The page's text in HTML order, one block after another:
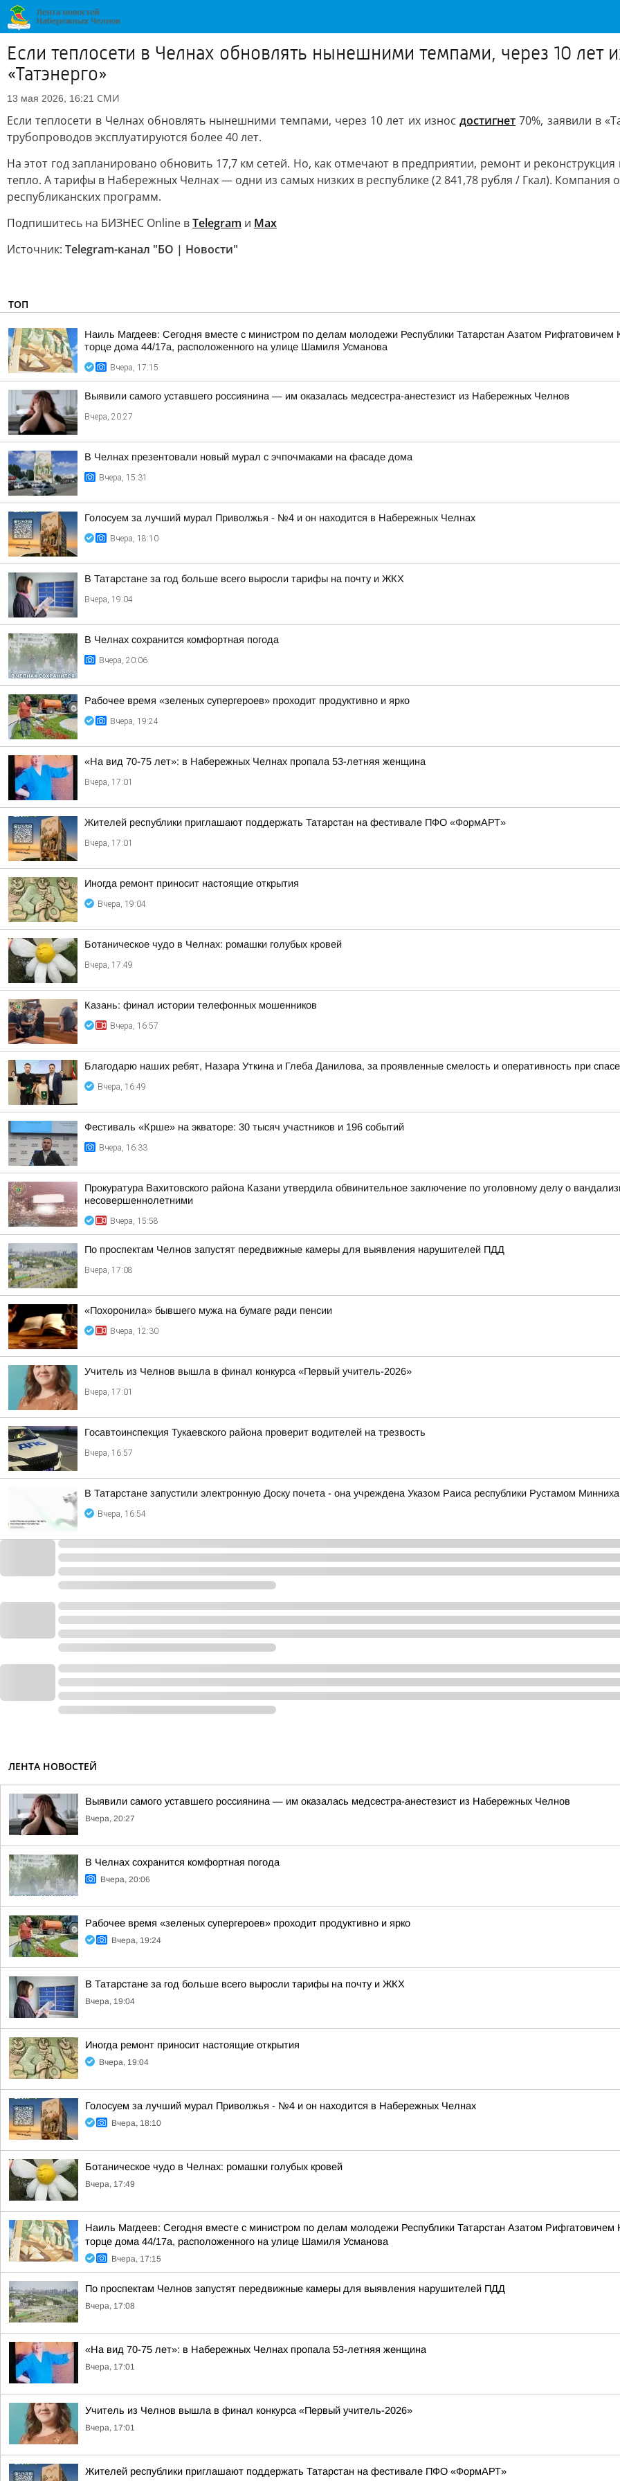
Если теплосети в Челнах обновлять нынешними темпами, через 10 лет
«Татэнерго»
13 мая 2026, 16:21 СМИ
Если теплосети в Челнах обновлять нынешними темпами, через 10 лет их износ достигнет 70%, заявили в
трубопроводов эксплуатируются более 40 лет.
На этот год запланировано обновить 17,7 км сетей. Но, как отмечают в предприятии, ремонт и
тепло. А тарифы в Набережных Челнах — одни из самых низких в республике (2 841,78 рубля / Гкал). Компания
республиканских программ.
Подпишитесь на БИЗНЕС Online вTelegram и Max
Источник: Telegram-канал "БО | Новости"
ТОП
Наиль Магдеев: Сегодня вместе с министром по делам молодежи Республики Татарстан Азатом Рифгатовичем
торце дома 44/17а, расположенного на улице Шамиля Усманова
Вчера, 17:15
Выявили самого уставшего россиянина — им оказалась медсестра-анестезист из Набережных Челнов
Вчера, 20:27
В Челнах презентовали новый мурал с эчпочмаками на фасаде дома
Вчера, 15:31
Голосуем за лучший мурал Приволжья - №4 и он находится в Набережных Челнах
Вчера, 18:10
В Татарстане за год больше всего выросли тарифы на почту и ЖКХ
Вчера, 19:04
В Челнах сохранится комфортная погода
Вчера, 20:06
Рабочее время «зеленых супергероев» проходит продуктивно и ярко
Вчера, 19:24
«На вид 70-75 лет»: в Набережных Челнах пропала 53-летняя женщина
Вчера, 17:01
Жителей республики приглашают поддержать Татарстан на фестивале ПФО «ФормАРТ»
Вчера, 17:01
Иногда ремонт приносит настоящие открытия
Вчера, 19:04
Ботаническое чудо в Челнах: ромашки голубых кровей
Вчера, 17:49
Казань: финал истории телефонных мошенников
Вчера, 16:57
Благодарю наших ребят, Назара Уткина и Глеба Данилова, за проявленные смелость и оперативность при
Вчера, 16:49
Фестиваль «Крше» на экваторе: 30 тысяч участников и 196 событий
Вчера, 16:33
Прокуратура Вахитовского района Казани утвердила обвинительное заключение по уголовному делу о
несовершеннолетними
Вчера, 15:58
По проспектам Челнов запустят передвижные камеры для выявления нарушителей ПДД
Вчера, 17:08
«Похоронила» бывшего мужа на бумаге ради пенсии
Вчера, 12:30
Учитель из Челнов вышла в финал конкурса «Первый учитель-2026»
Вчера, 17:01
Госавтоинспекция Тукаевского района проверит водителей на трезвость
Вчера, 16:57
В Татарстане запустили электронную Доску почета - она учреждена Указом Раиса республики Рустамом
Вчера, 16:54
ЛЕНТА НОВОСТЕЙ
Выявили самого уставшего россиянина — им оказалась медсестра-анестезист из Набережных Челнов
Вчера, 20:27
В Челнах сохранится комфортная погода
Вчера, 20:06
Рабочее время «зеленых супергероев» проходит продуктивно и ярко
Вчера, 19:24
В Татарстане за год больше всего выросли тарифы на почту и ЖКХ
Вчера, 19:04
Иногда ремонт приносит настоящие открытия
Вчера, 19:04
Голосуем за лучший мурал Приволжья - №4 и он находится в Набережных Челнах
Вчера, 18:10
Ботаническое чудо в Челнах: ромашки голубых кровей
Вчера, 17:49
Наиль Магдеев: Сегодня вместе с министром по делам молодежи Республики Татарстан Азатом Рифгатовичем
торце дома 44/17а, расположенного на улице Шамиля Усманова
Вчера, 17:15
По проспектам Челнов запустят передвижные камеры для выявления нарушителей ПДД
Вчера, 17:08
«На вид 70-75 лет»: в Набережных Челнах пропала 53-летняя женщина
Вчера, 17:01
Учитель из Челнов вышла в финал конкурса «Первый учитель-2026»
Вчера, 17:01
Жителей республики приглашают поддержать Татарстан на фестивале ПФО «ФормАРТ»